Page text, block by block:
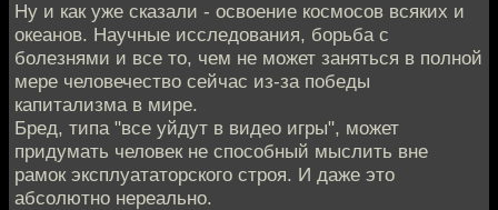
Ну и как уже сказали - освоение космосов всяких и
океанов. Научные исследования, борьба с
болезнями и все то, чем не может заняться в полной
мере человечество сейчас из-за победы
капитализма в мире.
Бред, типа "все уйдут в видео игры", может
придумать человек не способный мыслить вне
рамок эксплуататорского строя. И даже это
абсолютно нереально.